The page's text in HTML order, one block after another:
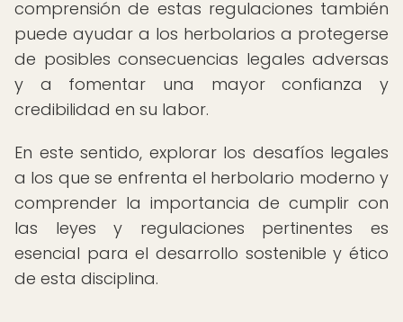
comprensión de estas regulaciones también
puede ayudar a los herbolarios a protegerse
de posibles consecuencias legales adversas
y a fomentar una mayor confianza y
credibilidad en su labor.
En este sentido, explorar los desafíos legales
a los que se enfrenta el herbolario moderno y
comprender la importancia de cumplir con
las leyes y regulaciones pertinentes es
esencial para el desarrollo sostenible y ético
de esta disciplina.